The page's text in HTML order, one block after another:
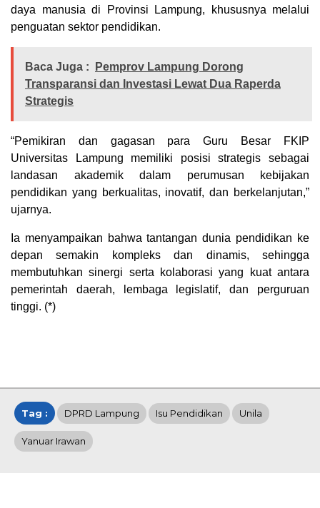
daya manusia di Provinsi Lampung, khususnya melalui
penguatan sektor pendidikan.
Baca Juga :
Pemprov Lampung Dorong
Transparansi dan Investasi Lewat Dua Raperda
Strategis
“Pemikiran dan gagasan para Guru Besar FKIP
Universitas Lampung memiliki posisi strategis sebagai
landasan akademik dalam perumusan kebijakan
pendidikan yang berkualitas, inovatif, dan berkelanjutan,”
ujarnya.
Ia menyampaikan bahwa tantangan dunia pendidikan ke
depan semakin kompleks dan dinamis, sehingga
membutuhkan sinergi serta kolaborasi yang kuat antara
pemerintah daerah, lembaga legislatif, dan perguruan
tinggi. (*)
Tag : DPRD Lampung Isu Pendidikan Unila
Yanuar Irawan